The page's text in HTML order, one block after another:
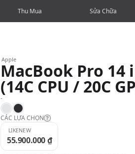
Thu Mua Sửa Chữa
Apple
MacBook Pro 14
(14C CPU / 20C
-
SilverSpace Black
CÁC LỰA CHỌN
Likenew:
LIKENEW
55.900.000 ₫